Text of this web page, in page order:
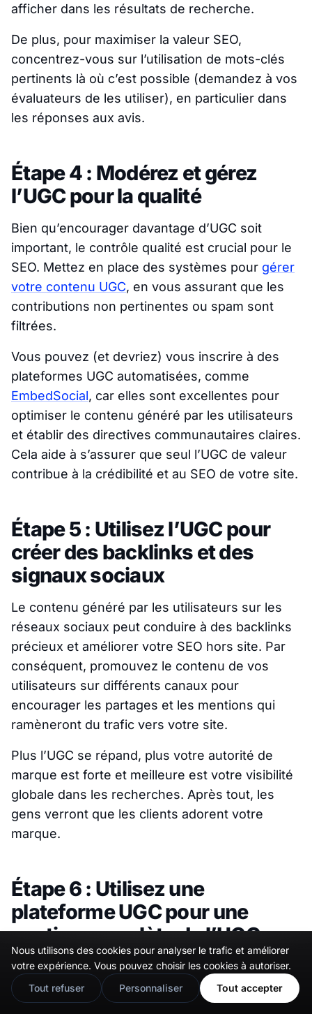
afficher dans les résultats de recherche.
De plus, pour maximiser la valeur SEO,
concentrez-vous sur l’utilisation de mots-clés
pertinents là où c’est possible (demandez à vos
évaluateurs de les utiliser), en particulier dans
les réponses aux avis.
Étape 4 : Modérez et gérez
l’UGC pour la qualité
Bien qu’encourager davantage d’UGC soit
important, le contrôle qualité est crucial pour le
SEO. Mettez en place des systèmes pour gérer
votre contenu UGC, en vous assurant que les
contributions non pertinentes ou spam sont
filtrées.
Vous pouvez (et devriez) vous inscrire à des
plateformes UGC automatisées, comme
EmbedSocial, car elles sont excellentes pour
optimiser le contenu généré par les utilisateurs
et établir des directives communautaires claires.
Cela aide à s’assurer que seul l’UGC de valeur
contribue à la crédibilité et au SEO de votre site.
Étape 5 : Utilisez l’UGC pour
créer des backlinks et des
signaux sociaux
Le contenu généré par les utilisateurs sur les
réseaux sociaux peut conduire à des backlinks
précieux et améliorer votre SEO hors site. Par
conséquent, promouvez le contenu de vos
utilisateurs sur différents canaux pour
encourager les partages et les mentions qui
ramèneront du trafic vers votre site.
Plus l’UGC se répand, plus votre autorité de
marque est forte et meilleure est votre visibilité
globale dans les recherches. Après tout, les
gens verront que les clients adorent votre
marque.
Étape 6 : Utilisez une
plateforme UGC pour une
gestion complète de l’UGC
L’étape la plus importante est de s’inscrire à une
plateforme UGC complète, car elles sont
souvent équipées de tous les outils dont vous
Nous utilisons des cookies pour analyser le trafic et améliorer
votre expérience. Vous pouvez choisir les cookies à autoriser.
Tout refuser
Personnaliser Tout accepter
🇬🇧Would you prefer this site in English?
View in English